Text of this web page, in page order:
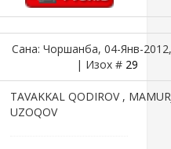
Сана: Чоршанба, 04-Янв-
| Изох # 29
TAVAKKAL QODIROV ,
UZOQOV